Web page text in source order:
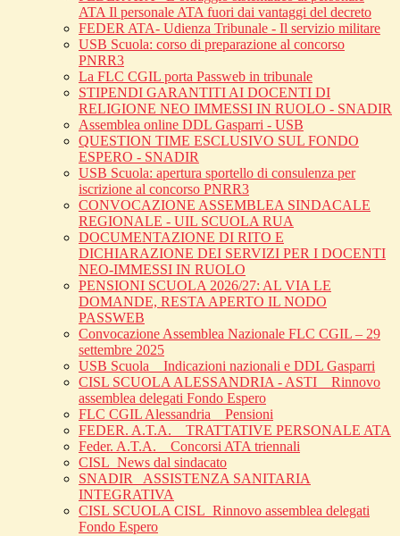
ATA Il personale ATA fuori dai vantaggi del decreto
FEDER ATA- Udienza Tribunale - Il servizio militare
USB Scuola: corso di preparazione al concorso
PNRR3
La FLC CGIL porta Passweb in tribunale
STIPENDI GARANTITI AI DOCENTI DI
RELIGIONE NEO IMMESSI IN RUOLO - SNADIR
Assemblea online DDL Gasparri - USB
QUESTION TIME ESCLUSIVO SUL FONDO
ESPERO - SNADIR
USB Scuola: apertura sportello di consulenza per
iscrizione al concorso PNRR3
CONVOCAZIONE ASSEMBLEA SINDACALE
REGIONALE - UIL SCUOLA RUA
DOCUMENTAZIONE DI RITO E
DICHIARAZIONE DEI SERVIZI PER I DOCENTI
NEO-IMMESSI IN RUOLO
PENSIONI SCUOLA 2026/27: AL VIA LE
DOMANDE, RESTA APERTO IL NODO
PASSWEB
Convocazione Assemblea Nazionale FLC CGIL – 29
settembre 2025
USB Scuola _ Indicazioni nazionali e DDL Gasparri
CISL SCUOLA ALESSANDRIA - ASTI _ Rinnovo
assemblea delegati Fondo Espero
FLC CGIL Alessandria _ Pensioni
FEDER. A.T.A. _ TRATTATIVE PERSONALE ATA
Feder. A.T.A. _ Concorsi ATA triennali
CISL_News dal sindacato
SNADIR_ ASSISTENZA SANITARIA
INTEGRATIVA
CISL SCUOLA CISL_Rinnovo assemblea delegati
Fondo Espero